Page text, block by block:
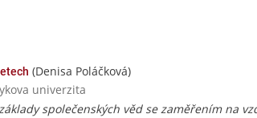
(Denisa Poláčková)
univerzita
společenských věd se zaměřením na